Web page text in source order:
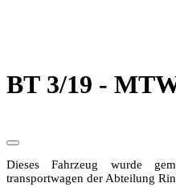
BT 3/19 -
Dieses Fahrzeug wurde
transportwagen der Abteilung